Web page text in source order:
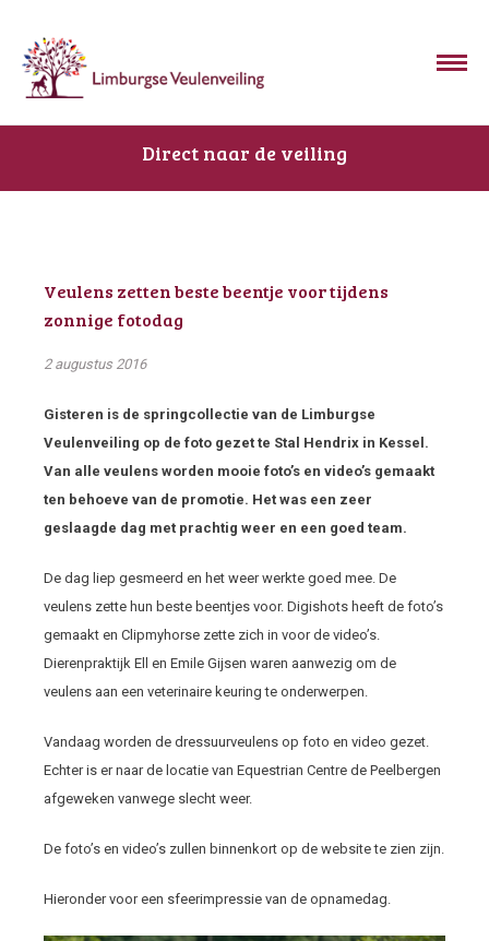
Direct naar de veiling
Veulens zetten beste beentje voor tijdens
zonnige fotodag
2 augustus 2016
Gisteren is de springcollectie van de Limburgse
Veulenveiling op de foto gezet te Stal Hendrix in Kessel.
Van alle veulens worden mooie foto’s en video’s gemaakt
ten behoeve van de promotie. Het was een zeer
geslaagde dag met prachtig weer en een goed team.
De dag liep gesmeerd en het weer werkte goed mee. De
veulens zette hun beste beentjes voor. Digishots heeft de foto’s
gemaakt en Clipmyhorse zette zich in voor de video’s.
Dierenpraktijk Ell en Emile Gijsen waren aanwezig om de
veulens aan een veterinaire keuring te onderwerpen.
Vandaag worden de dressuurveulens op foto en video gezet.
Echter is er naar de locatie van Equestrian Centre de Peelbergen
afgeweken vanwege slecht weer.
De foto’s en video’s zullen binnenkort op de website te zien zijn.
Hieronder voor een sfeerimpressie van de opnamedag.